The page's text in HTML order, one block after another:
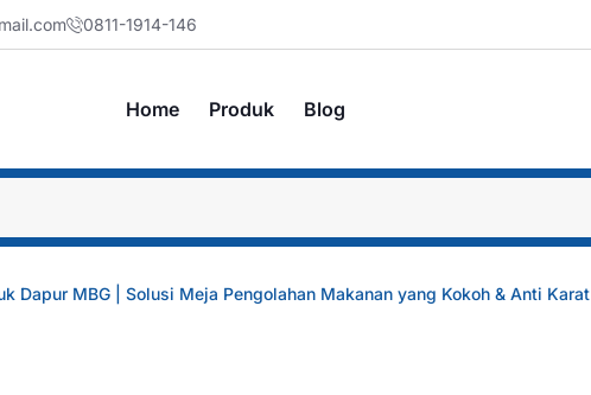
0811-1914-146
Home Produk Blog
Dapur MBG | Solusi Meja Pengolahan Makanan yang Kokoh & Anti Karat